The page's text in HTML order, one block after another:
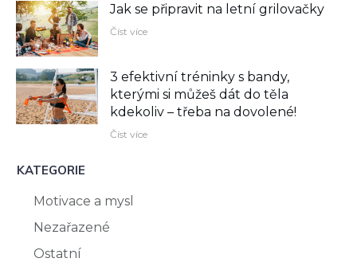
Jak se připravit na letní grilovačky
Číst více
3 efektivní tréninky s bandy,
kterými si můžeš dát do těla
kdekoliv –⁠ třeba na dovolené!
Číst více
KATEGORIE
Motivace a mysl
Nezařazené
Ostatní